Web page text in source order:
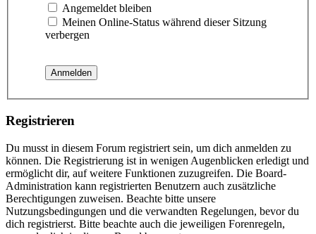
Angemeldet bleiben
Meinen Online-Status während dieser Sitzung
verbergen
Registrieren
Du musst in diesem Forum registriert sein, um dich anmelden zu
können. Die Registrierung ist in wenigen Augenblicken erledigt und
ermöglicht dir, auf weitere Funktionen zuzugreifen. Die Board-
Administration kann registrierten Benutzern auch zusätzliche
Berechtigungen zuweisen. Beachte bitte unsere
Nutzungsbedingungen und die verwandten Regelungen, bevor du
dich registrierst. Bitte beachte auch die jeweiligen Forenregeln,